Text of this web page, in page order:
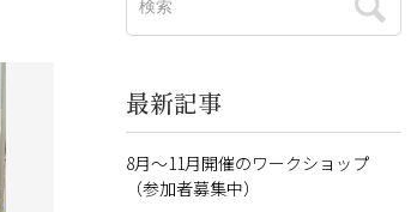
最新記事
8月～11月開催のワークショップ
（参加者募集中）